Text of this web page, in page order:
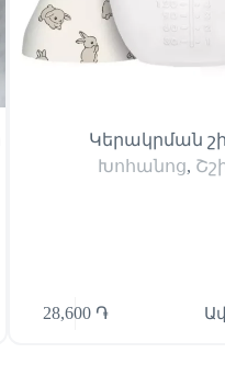
Կերակրման
Խոհանոց,
28,600 ֏